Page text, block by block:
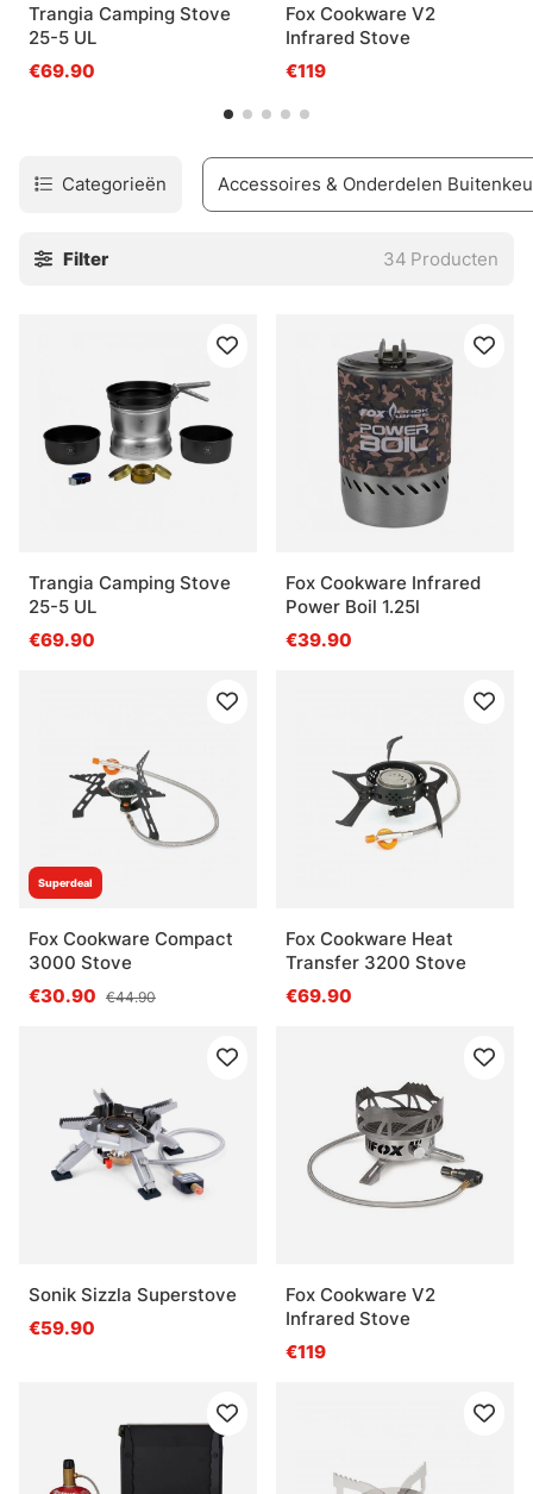
Trangia Camping Stove
25-5 UL
€69.90
Fox Cookware V2
Infrared Stove
€119
Categorieën Accessoires & Onderdelen
Filter 34 Producten
Trangia Camping Stove
25-5 UL
€69.90
Fox Cookware Infrared
Power Boil 1.25l
€39.90
Superdeal
Fox Cookware Compact
3000 Stove
€30.90 €44.90
Fox Cookware Heat
Transfer 3200 Stove
€69.90
Sonik Sizzla Superstove
€59.90
Fox Cookware V2
Infrared Stove
€119